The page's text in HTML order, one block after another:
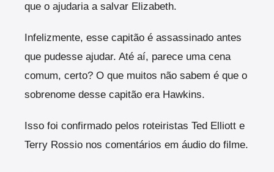
que o ajudaria a salvar Elizabeth.
Infelizmente, esse capitão é assassinado antes
que pudesse ajudar. Até aí, parece uma cena
comum, certo? O que muitos não sabem é que o
sobrenome desse capitão era Hawkins.
Isso foi confirmado pelos roteiristas Ted Elliott e
Terry Rossio nos comentários em áudio do filme.